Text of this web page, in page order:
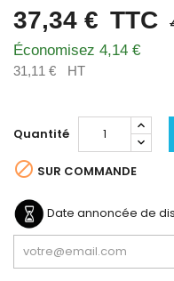
37,34 € TTC
Économisez 4,14 €
31,11 € HT
Quantité
 SUR COMMANDE
Date annoncée de